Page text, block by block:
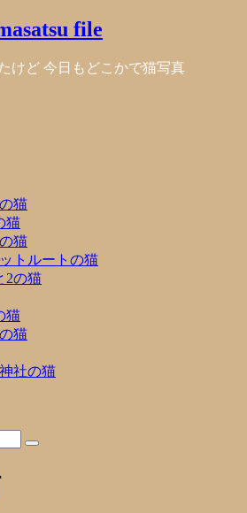
file
けど 今日もどこかで猫写真
猫
猫
猫
トルートの猫
2の猫
猫
猫
社の猫